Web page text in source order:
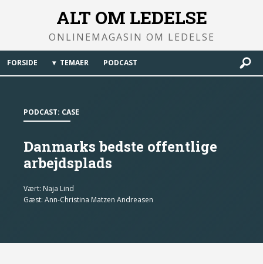
ALT OM LEDELSE
ONLINEMAGASIN OM LEDELSE
FORSIDE TEMAER PODCAST
PODCAST: CASE
Danmarks bedste offentlige
arbejdsplads
Vært: Naja Lind
Gæst: Ann-Christina Matzen Andreasen